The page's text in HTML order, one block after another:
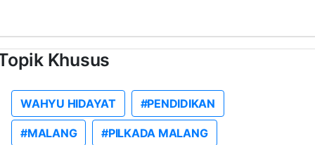
Khusus
WAHYU HIDAYAT #PENDIDIKAN
#MALANG #PILKADA MALANG